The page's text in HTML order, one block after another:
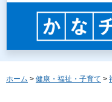
ホーム > 健康・福祉・子育て >